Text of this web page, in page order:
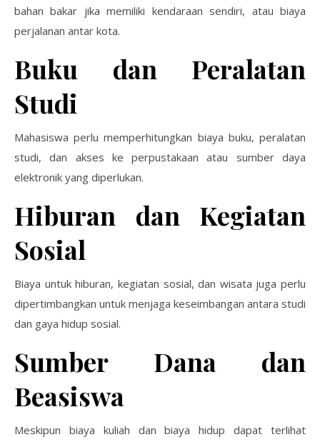
bahan bakar jika memiliki kendaraan sendiri, atau biaya
perjalanan antar kota.
Buku dan Peralatan
Studi
Mahasiswa perlu memperhitungkan biaya buku, peralatan
studi, dan akses ke perpustakaan atau sumber daya
elektronik yang diperlukan.
Hiburan dan Kegiatan
Sosial
Biaya untuk hiburan, kegiatan sosial, dan wisata juga perlu
dipertimbangkan untuk menjaga keseimbangan antara studi
dan gaya hidup sosial.
Sumber Dana dan
Beasiswa
Meskipun biaya kuliah dan biaya hidup dapat terlihat